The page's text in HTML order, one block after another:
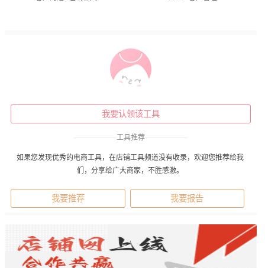
我要认领该工具
工具推荐——————
如果您发现优秀的电商工具，在店铺工具频道没有收录，欢迎您推荐给我
们，分享给广大商家，不胜感激。
我要推荐 我要报告